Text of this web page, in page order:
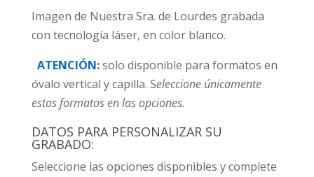
precios:
desde
hasta
318,46€
Imagen de Nuestra Sra. de Lourdes grabada
con tecnología láser, en color blanco.
ATENCIÓN:solo disponible para formatos en
óvalo vertical y capilla. Seleccione únicamente
estos formatos en las opciones.
DATOS PARA PERSONALIZAR SU
GRABADO:
Seleccione las opciones disponibles y complete